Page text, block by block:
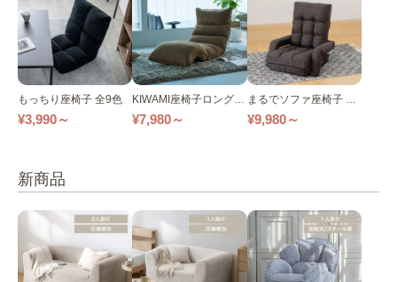
もっちり座椅子 全9色
¥3,990～
KIWAMI座椅子ロングタ
イプ 全4色
¥7,980～
まるでソファ座椅子 全
3色
¥9,980～
新商品